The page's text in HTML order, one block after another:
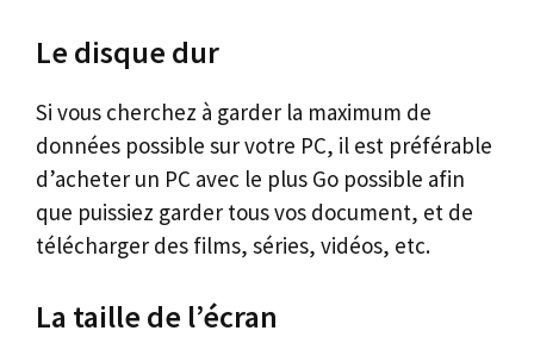
Le disque dur
Si vous cherchez à garder la maximum de
données possible sur votre PC, il est préférable
d’acheter un PC avec le plus Go possible afin
que puissiez garder tous vos document, et de
télécharger des films, séries, vidéos, etc.
La taille de l’écran